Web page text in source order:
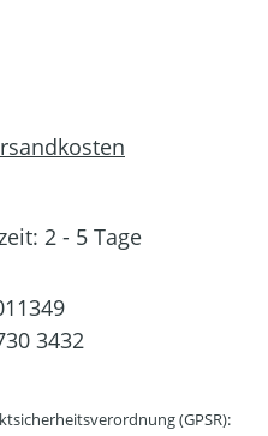
2 - 5 Tage
3432
(GPSR):